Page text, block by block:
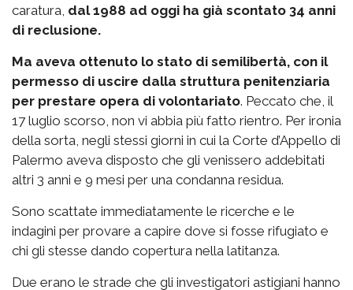
caratura, dal 1988 ad oggi ha già scontato 34 anni
di reclusione.
Ma aveva ottenuto lo stato di semilibertà, con il
permesso di uscire dalla struttura penitenziaria
per prestare opera di volontariato. Peccato che, il
17 luglio scorso, non vi abbia più fatto rientro. Per ironia
della sorta, negli stessi giorni in cui la Corte d’Appello di
Palermo aveva disposto che gli venissero addebitati
altri 3 anni e 9 mesi per una condanna residua.
Sono scattate immediatamente le ricerche e le
indagini per provare a capire dove si fosse rifugiato e
chi gli stesse dando copertura nella latitanza.
Due erano le strade che gli investigatori astigiani hanno